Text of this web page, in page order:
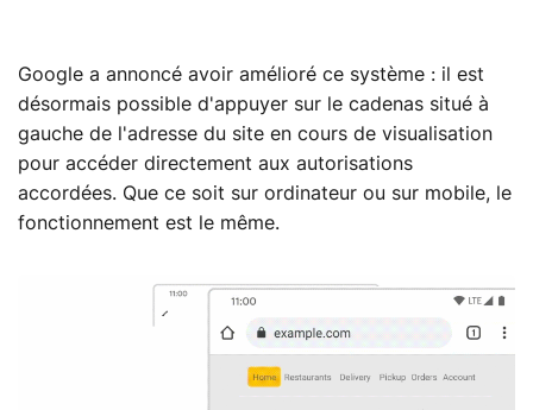
Google a annoncé avoir amélioré ce système : il est
désormais possible d'appuyer sur le cadenas situé à
gauche de l'adresse du site en cours de visualisation
pour accéder directement aux autorisations
accordées. Que ce soit sur ordinateur ou sur mobile, le
fonctionnement est le même.